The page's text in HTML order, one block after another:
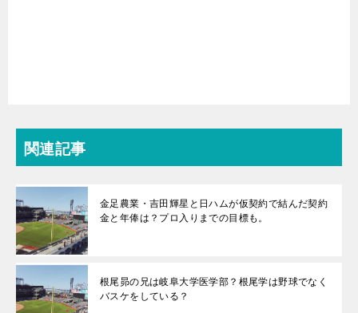
関連記事
金足農業・吉田輝星と日ハムが仮契約で結んだ契約
金と年俸は？プロ入りまでの目標も。
根尾昴の兄は岐阜大学医学部？根尾学は野球でなく
バスケをしている？